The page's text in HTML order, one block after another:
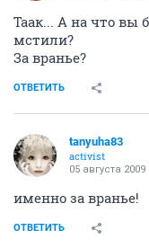
Таак... А на что
мстили?
За вранье?
ОТВЕТИТЬ
tanyuha83
activist
05 августа 2009
именно за вранье!
ОТВЕТИТЬ